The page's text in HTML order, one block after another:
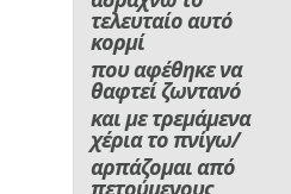
τελευταίο αυτό
κορμί
που αφέθηκε να
θαφτεί ζωντανό
και με τρεμάμενα
χέρια το πνίγω/
αρπάζομαι από